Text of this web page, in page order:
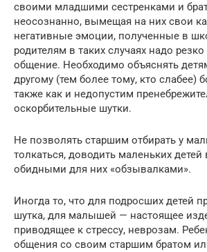
своими младшими сестренками и
неосознанно, вымещая на них свои
негативные эмоции, полученные в
родителям в таких случаях надо резко
общение. Необходимо объяснять
другому (тем более тому, кто слабее)
также как и недопустим
оскорбительные шутки.
Не позволять старшим отбирать у
толкаться, доводить маленьких детей
обидными для них «обзывалками».
Иногда то, что для подросших детей
шутка, для малышей — настоящее
приводящее к стрессу, неврозам.
общения со своим старшим братом